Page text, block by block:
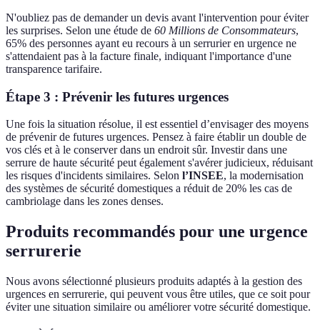
N'oubliez pas de demander un devis avant l'intervention pour éviter
les surprises. Selon une étude de 60 Millions de Consommateurs,
65% des personnes ayant eu recours à un serrurier en urgence ne
s'attendaient pas à la facture finale, indiquant l'importance d'une
transparence tarifaire.
Étape 3 : Prévenir les futures urgences
Une fois la situation résolue, il est essentiel d’envisager des moyens
de prévenir de futures urgences. Pensez à faire établir un double de
vos clés et à le conserver dans un endroit sûr. Investir dans une
serrure de haute sécurité peut également s'avérer judicieux, réduisant
les risques d'incidents similaires. Selon l’INSEE, la modernisation
des systèmes de sécurité domestiques a réduit de 20% les cas de
cambriolage dans les zones denses.
Produits recommandés pour une urgence
serrurerie
Nous avons sélectionné plusieurs produits adaptés à la gestion des
urgences en serrurerie, qui peuvent vous être utiles, que ce soit pour
éviter une situation similaire ou améliorer votre sécurité domestique.